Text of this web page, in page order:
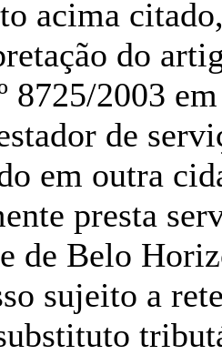
acima
do
8725/2003
de
em outra
presta
de Belo
sujeito a